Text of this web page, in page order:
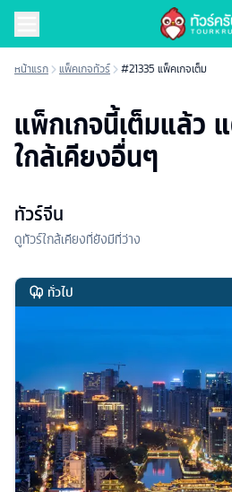
หน้าแรก แพ็คเกจทัวร์ #21335 แพ็คเกจเต็ม
แพ็กเกจนี้เต็มแล้ว
ใกล้เคียงอื่นๆ
ทัวร์จีน
ดูทัวร์ใกล้เคียงที่ยังมีที่ว่าง
ทั่วไป